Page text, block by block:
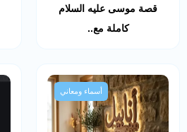
قصة موسى عليه السلام
كاملة مع..
أسماء ومعاني